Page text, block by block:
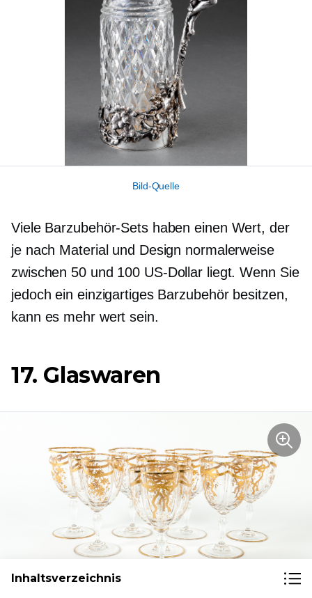
Bild-Quelle
Viele Barzubehör-Sets haben einen Wert, der
je nach Material und Design normalerweise
zwischen 50 und 100 US-Dollar liegt. Wenn Sie
jedoch ein einzigartiges Barzubehör besitzen,
kann es mehr wert sein.
17. Glaswaren
Inhaltsverzeichnis